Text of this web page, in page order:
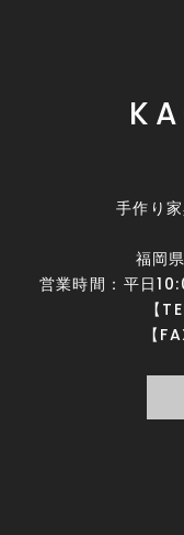
手作り
福岡
営業時間：平日
【
【